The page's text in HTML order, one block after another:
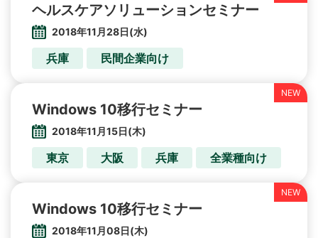
ヘルスケアソリューションセミナー
2018年11月28日(水)
兵庫 民間企業向け
Windows 10移行セミナー
2018年11月15日(木)
東京 大阪 兵庫 全業種向け
Windows 10移行セミナー
2018年11月08日(木)